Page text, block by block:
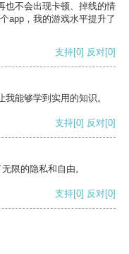
也不会出现卡顿、掉线的情
app，我的游戏水平提升了
支持[0] 反对[0]
能够学到实用的知识。
支持[0] 反对[0]
限的隐私和自由。
支持[0] 反对[0]